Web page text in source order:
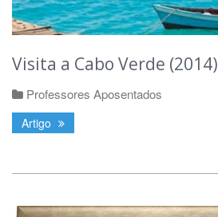
Visita a Cabo Verde (2014)
Professores Aposentados
Artigo